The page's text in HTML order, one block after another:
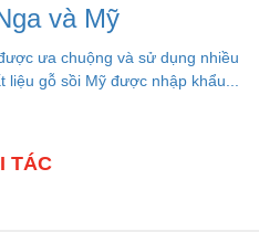
và Mỹ
ưa chuộng và sử dụng nhiều
gỗ sồi Mỹ được nhập khẩu...
TÁC